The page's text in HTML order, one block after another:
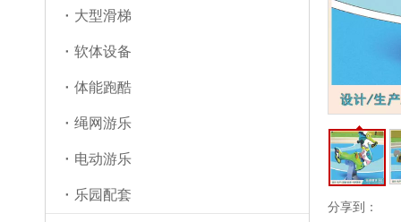
大型滑梯
软体设备
体能跑酷
绳网游乐
电动游乐
乐园配套
分享到：